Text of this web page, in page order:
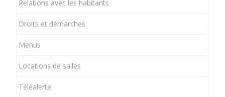
Relations avec les habitants
Droits et démarches
Menus
Locations de salles
Téléalerte